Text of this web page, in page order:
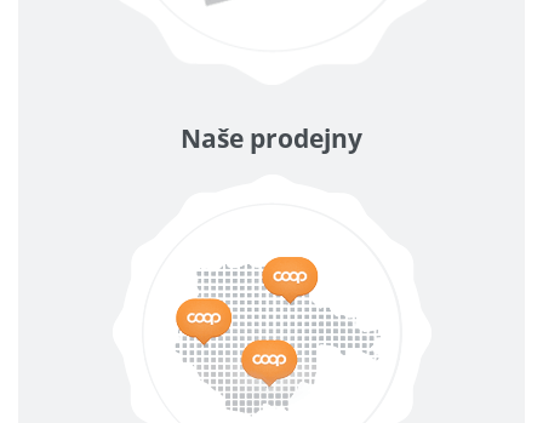
Naše prodejny